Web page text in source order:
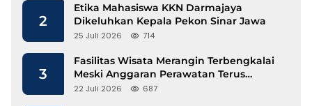
2
Etika Mahasiswa KKN Darmajaya
Dikeluhkan Kepala Pekon Sinar Jawa
25 Juli 2026 714
3
Fasilitas Wisata Merangin Terbengkalai
Meski Anggaran Perawatan Terus
Mengalir
22 Juli 2026 687